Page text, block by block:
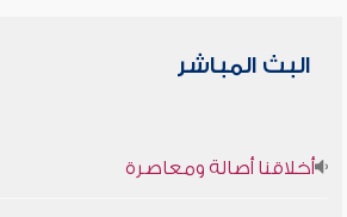
البث المباشر
أخلاقنا أصالة ومعاصرة